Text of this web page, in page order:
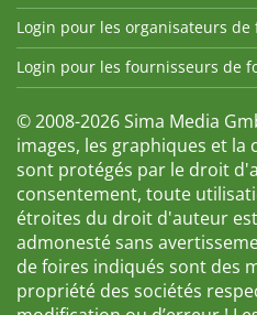
Login pour les organisateurs de
Login pour les fournisseurs de
© 2008-2026 Sima Media
images, les graphiques et la
sont protégés par le droit
consentement, toute
étroites du droit d'auteur
admonesté sans
de foires indiqués sont des
propriété des sociétés